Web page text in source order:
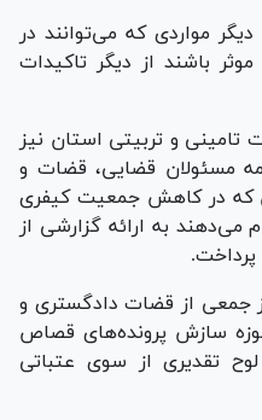
مواردی که می‌توانند در
باشند از دیگر تاکیدات
تامینی و تربیتی استان نیز
مسئولان قضایی، قضات و
که در کاهش جمعیت کیفری
می‌دهند به ارائه گزارشی از
جمعی از قضات دادگستری و
سازش پرونده‌های قصاص
تقدیری از سوی عتباتی